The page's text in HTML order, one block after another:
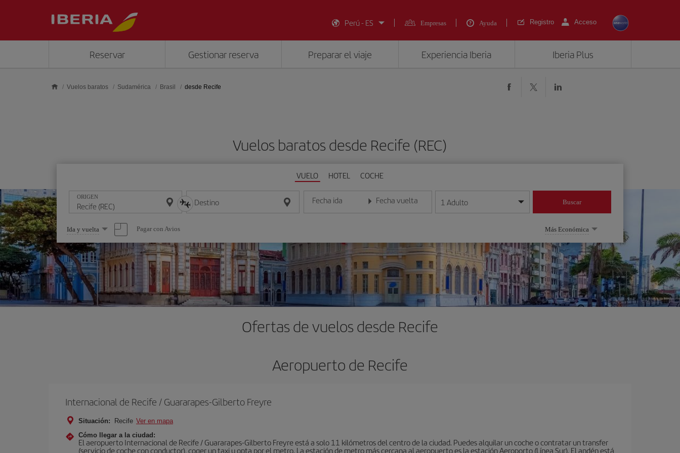
Perú - ES
Empresas Ayuda Registro Acceso
Reservar Gestionar reserva Preparar el viaje Experiencia Iberia Iberia Plus
Vuelos baratos Sudamérica Brasil desde Recife
Vuelos baratos desde Recife (REC)
VUELO HOTEL COCHE
ORIGEN Destino Fecha ida
Introduce la fecha en formato día/mes/año
Fecha vuelta
Introduce la fecha en formato día/mes/año
1 Adulto Buscar
Seleccione
una
opción
Ida y vuelta Pagar con Avios Más Económica
Ofertas de vuelos desde Recife
Aeropuerto de Recife
Internacional de Recife / Guararapes-Gilberto Freyre
Situación: Recife Ver en mapa
Cómo llegar a la ciudad:
El aeropuerto Internacional de Recife / Guararapes-Gilberto Freyre está a solo 11 kilómetros del centro de la ciudad. Puedes alquilar un coche o contratar un transfer
(servicio de coche con conductor), coger un taxi u opta por el metro. La estación de metro más cercana al aeropuerto es la estación Aeroporto (Línea Sur). El andén está